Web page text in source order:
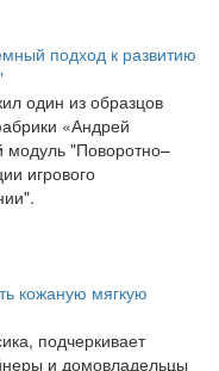
подход к развитию
один из образцов
«Андрей
модуль "Поворотно–
игрового
кожаную мягкую
подчеркивает
и домовладельцы